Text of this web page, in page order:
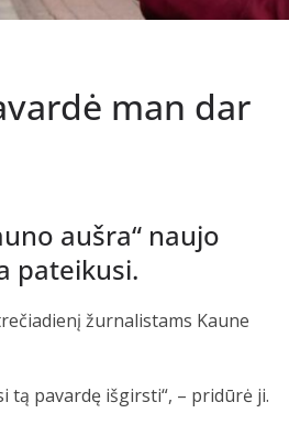
man dar
aušra“ naujo
pateikusi.
žurnalistams Kaune
tą pavardę išgirsti“, – pridūrė ji.